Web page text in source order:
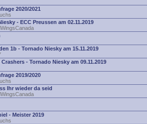
2020/2021
- ECC Preussen am 02.11.2019
1b - Tornado Niesky am 15.11.2019
- Tornado Niesky am 09.11.2019
2019/2020
Ihr wieder da seid
- Meister 2019